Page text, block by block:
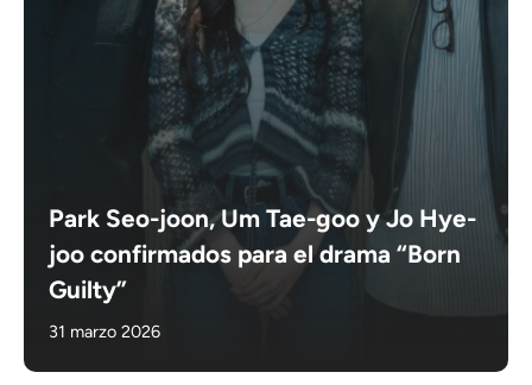
Park Seo-joon, Um Tae-goo y Jo Hye-
joo confirmados para el drama “Born
Guilty”
31 marzo 2026